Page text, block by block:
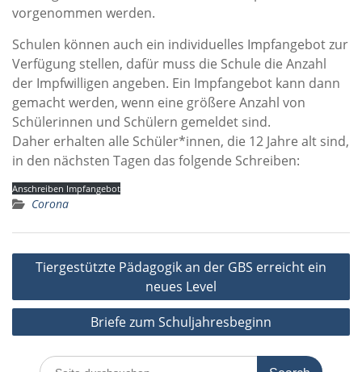
vorgenommen werden.
Schulen können auch ein individuelles Impfangebot zur
Verfügung stellen, dafür muss die Schule die Anzahl
der Impfwilligen angeben. Ein Impfangebot kann dann
gemacht werden, wenn eine größere Anzahl von
Schülerinnen und Schülern gemeldet sind.
Daher erhalten alle Schüler*innen, die 12 Jahre alt sind,
in den nächsten Tagen das folgende Schreiben:
Anschreiben Impfangebot
Corona
Beitragsnavigation
Tiergestützte Pädagogik an der GBS erreicht ein
neues Level
Briefe zum Schuljahresbeginn
Search